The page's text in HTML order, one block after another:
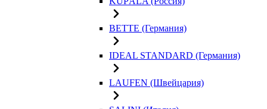
BETTE (Германия)
IDEAL STANDARD (Германия)
LAUFEN (Швейцария)